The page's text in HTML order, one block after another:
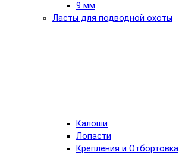
9 мм
Ласты для подводной охоты
Калоши
Лопасти
Крепления и Отбортовка